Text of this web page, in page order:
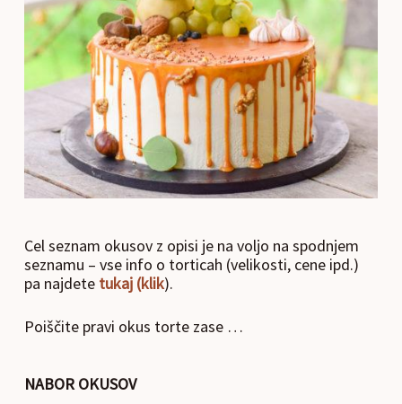
Cel seznam okusov z opisi je na voljo na spodnjem
seznamu – vse info o torticah (velikosti, cene ipd.)
pa najdete tukaj (klik).
Poiščite pravi okus torte zase …
NABOR OKUSOV